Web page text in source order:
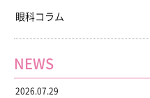
眼科コラム
NEWS
2026.07.29